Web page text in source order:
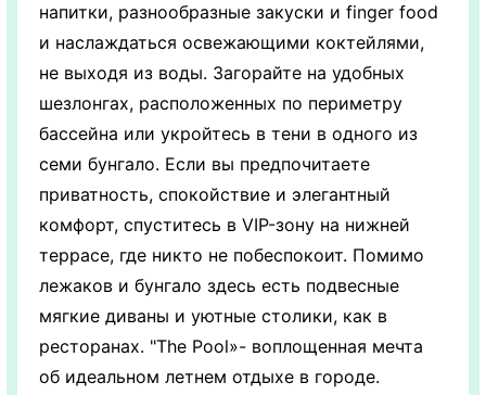
напитки, разнообразные закуски и finger food
и наслаждаться освежающими коктейлями,
не выходя из воды. Загорайте на удобных
шезлонгах, расположенных по периметру
бассейна или укройтесь в тени в одного из
семи бунгало. Если вы предпочитаете
приватность, спокойствие и элегантный
комфорт, спуститесь в VIP-зону на нижней
террасе, где никто не побеспокоит. Помимо
лежаков и бунгало здесь есть подвесные
мягкие диваны и уютные столики, как в
ресторанах. "The Pool»- воплощенная мечта
об идеальном летнем отдыхе в городе.